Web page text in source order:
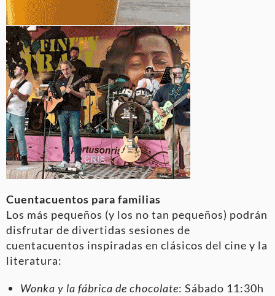
Cuentacuentos para familias
Los más pequeños (y los no tan pequeños) podrán
disfrutar de divertidas sesiones de
cuentacuentos inspiradas en clásicos del cine y la
literatura:
Wonka y la fábrica de chocolate: Sábado 11:30h